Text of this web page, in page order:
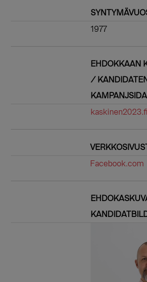
1977
EHDOKKAAN
/
KAMPANJSIDA
kaskinen2023.fi
Facebook.com